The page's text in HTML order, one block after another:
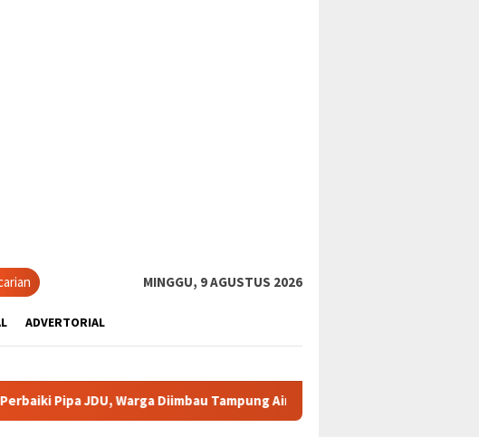
MINGGU, 9 AGUSTUS 2026
ADVERTORIAL
Warga Diimbau Tampung Air Pemkab Karimun minta warga tidak